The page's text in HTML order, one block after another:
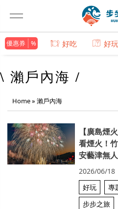
優惠券 好吃 好玩
\ 瀨戶內海 /
Home» 瀨戶內海
【廣島煙
看煙火！
安藝津無
2026/06/18
好玩
專
步步之旅